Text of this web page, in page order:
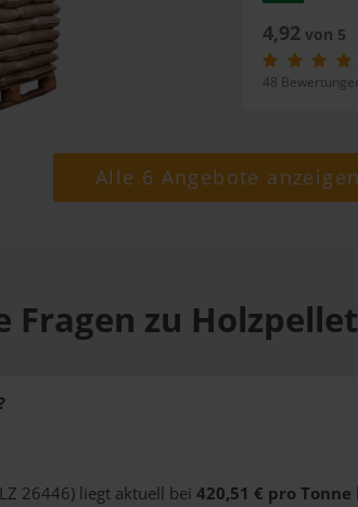
4,92von 5
48
Alle 6 Angebote anzeigen
Fragen zu
26446) liegt aktuell bei 420,51 € pro Tonne